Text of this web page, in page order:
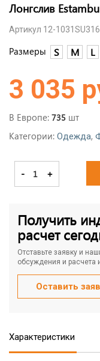
Лонгслив
Артикул 12-
Размеры S M L
3 035
В Европе: 735 шт
Категории: Одежда,
- +
Получить
расчет
Отставьте заявку и
обсуждения и расчета
Оставить
Характеристики